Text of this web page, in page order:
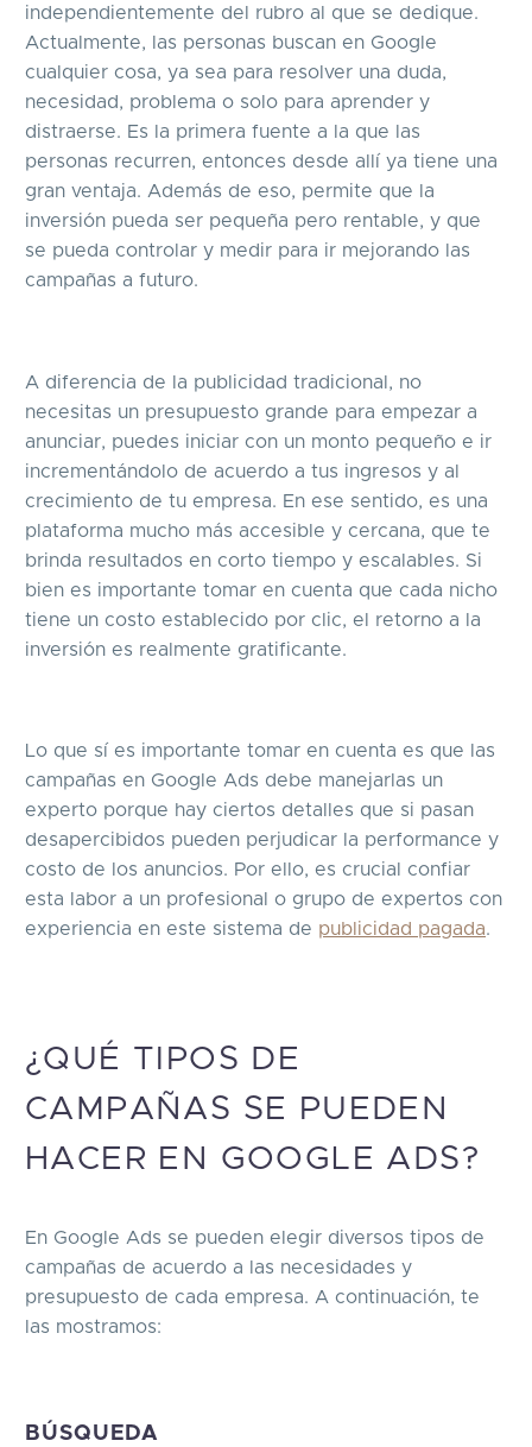
independientemente del rubro al que se dedique.
Actualmente, las personas buscan en Google
cualquier cosa, ya sea para resolver una duda,
necesidad, problema o solo para aprender y
distraerse. Es la primera fuente a la que las
personas recurren, entonces desde allí ya tiene una
gran ventaja. Además de eso, permite que la
inversión pueda ser pequeña pero rentable, y que
se pueda controlar y medir para ir mejorando las
campañas a futuro.
A diferencia de la publicidad tradicional, no
necesitas un presupuesto grande para empezar a
anunciar, puedes iniciar con un monto pequeño e ir
incrementándolo de acuerdo a tus ingresos y al
crecimiento de tu empresa. En ese sentido, es una
plataforma mucho más accesible y cercana, que te
brinda resultados en corto tiempo y escalables. Si
bien es importante tomar en cuenta que cada nicho
tiene un costo establecido por clic, el retorno a la
inversión es realmente gratificante.
Lo que sí es importante tomar en cuenta es que las
campañas en Google Ads debe manejarlas un
experto porque hay ciertos detalles que si pasan
desapercibidos pueden perjudicar la performance y
costo de los anuncios. Por ello, es crucial confiar
esta labor a un profesional o grupo de expertos con
experiencia en este sistema de publicidad pagada.
¿QUÉ TIPOS DE
CAMPAÑAS SE PUEDEN
HACER EN GOOGLE ADS?
En Google Ads se pueden elegir diversos tipos de
campañas de acuerdo a las necesidades y
presupuesto de cada empresa. A continuación, te
las mostramos:
BÚSQUEDA